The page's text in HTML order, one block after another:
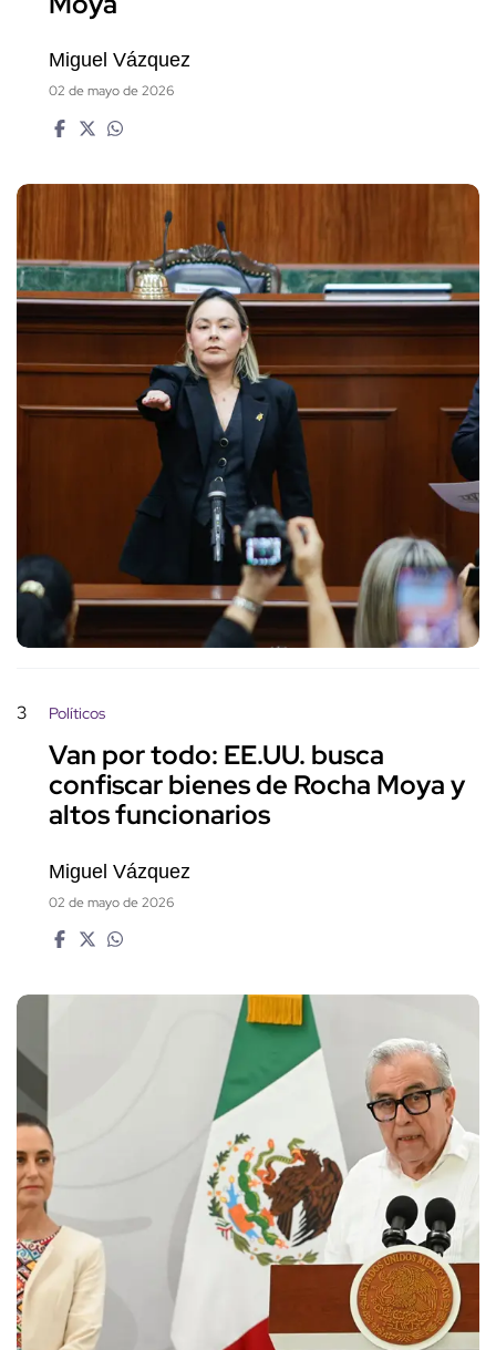
Miguel Vázquez
02 de mayo de 2026
3 Políticos
Van por todo: EE.UU. busca
confiscar bienes de Rocha Moya y
altos funcionarios
Miguel Vázquez
02 de mayo de 2026